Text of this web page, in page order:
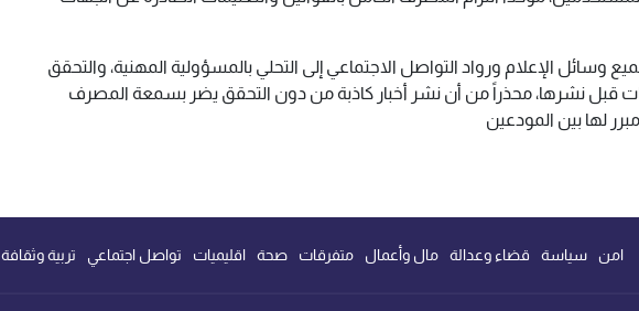
وسائل الإعلام ورواد التواصل الاجتماعي إلى التحلي بالمسؤولية المهنية، والتحقق
قبل نشرها، محذراً من أن نشر أخبار كاذبة من دون التحقق يضر بسمعة المصرف
مبرر لها بين المودعين
امن سياسة قضاء وعدالة مال وأعمال متفرقات صحة اقليميات تواصل اجتماعي تربية وثقافة